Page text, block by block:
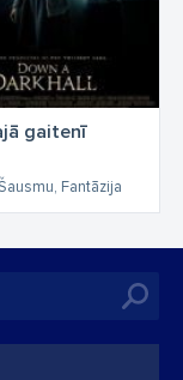
gaitenī
Fantāzija